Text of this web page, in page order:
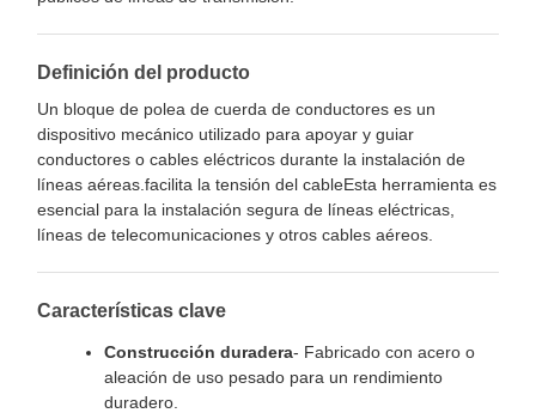
Definición del producto
Un bloque de polea de cuerda de conductores es un
dispositivo mecánico utilizado para apoyar y guiar
conductores o cables eléctricos durante la instalación de
líneas aéreas.facilita la tensión del cableEsta herramienta es
esencial para la instalación segura de líneas eléctricas,
líneas de telecomunicaciones y otros cables aéreos.
Características clave
Construcción duradera- Fabricado con acero o
aleación de uso pesado para un rendimiento
duradero.